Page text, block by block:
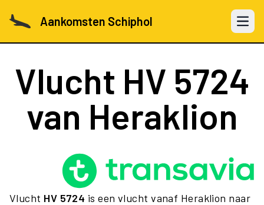
Aankomsten Schiphol Open
Vlucht HV 5724
van Heraklion
Vlucht HV 5724 is een vlucht vanaf Heraklion naar